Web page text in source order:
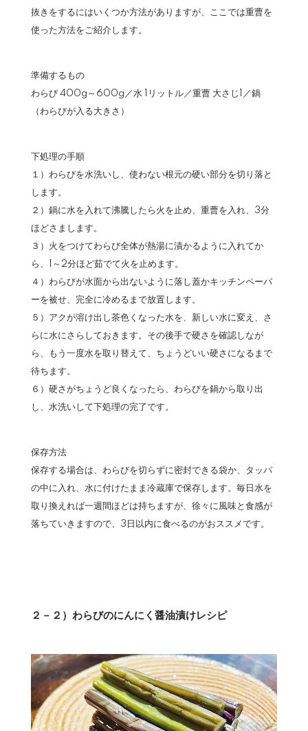
抜きをするにはいくつか方法がありますが、ここでは重曹を
使った方法をご紹介します。
準備するもの
わらび 400g～600g／水 1リットル／重曹 大さじ1／鍋
（わらびが入る大きさ）
下処理の手順
１）わらびを水洗いし、使わない根元の硬い部分を切り落と
します。
２）鍋に水を入れて沸騰したら火を止め、重曹を入れ、3分
ほどさまします。
３）火をつけてわらび全体が熱湯に漬かるように入れてか
ら、1～2分ほど茹でて火を止めます。
４）わらびが水面から出ないように落し蓋かキッチンペーパ
ーを被せ、完全に冷めるまで放置します。
５）アクが溶け出し茶色くなった水を、新しい水に変え、さ
らに水にさらしておきます。その後手で硬さを確認しなが
ら、もう一度水を取り替えて、ちょうどいい硬さになるまで
待ちます。
６）硬さがちょうど良くなったら、わらびを鍋から取り出
し、水洗いして下処理の完了です。
保存方法
保存する場合は、わらびを切らずに密封できる袋か、タッパ
の中に入れ、水に付けたまま冷蔵庫で保存します。毎日水を
取り換えれば一週間ほどは持ちますが、徐々に風味と食感が
落ちていきますので、3日以内に食べるのがおススメです。
２－２）わらびのにんにく醤油漬けレシピ